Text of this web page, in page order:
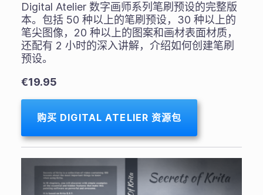
Digital Atelier 数字画师系列笔刷预设的完整版
本。包括 50 种以上的笔刷预设，30 种以上的
笔尖图像，20 种以上的图案和画材表面材质，
还配有 2 小时的深入讲解，介绍如何创建笔刷
预设。
€19.95
购买 DIGITAL ATELIER 资源包